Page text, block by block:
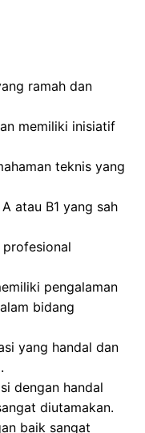
ramah dan
memiliki inisiatif
teknis yang
atau B1 yang sah
profesional
pengalaman
bidang
yang handal dan
dengan handal
diutamakan.
baik sangat